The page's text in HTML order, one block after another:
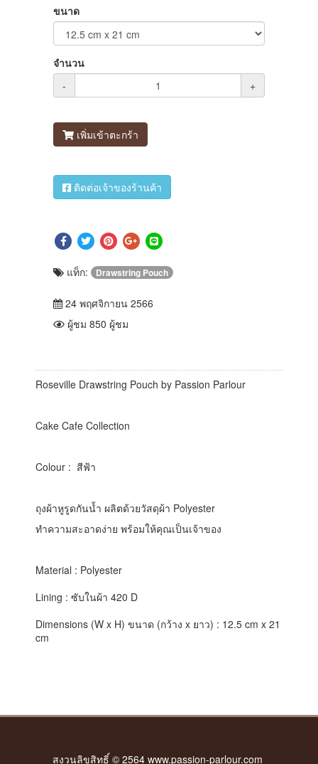
ขนาด
จำนวน
-
+
เพิ่มเข้าตะกร้า
ติดต่อเจ้าของร้านค้า
แท็ก: Drawstring Pouch
24 พฤศจิกายน 2566
ผู้ชม 850 ผู้ชม
Roseville Drawstring Pouch by Passion Parlour
Cake Cafe Collection
Colour : สีฟ้า
ถุงผ้าหูรูดกันน้ำ ผลิตด้วยวัสดุผ้า Polyester
ทำความสะอาดง่าย พร้อมให้คุณเป็นเจ้าของ
Material : Polyester
Lining : ซับในผ้า 420 D
Dimensions (W x H) ขนาด (กว้าง x ยาว) : 12.5 cm x 21
cm
สงวนลิขสิทธิ์ © 2564 www.passion-parlour.com